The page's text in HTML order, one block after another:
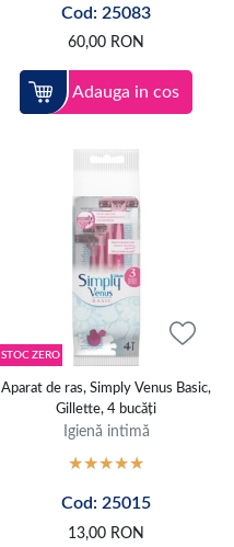
Cod: 25083
60,00 RON
Adauga in cos
STOC ZERO
Aparat de ras, Simply Venus Basic,
Gillette, 4 bucăți
Igienă intimă
Cod: 25015
13,00 RON